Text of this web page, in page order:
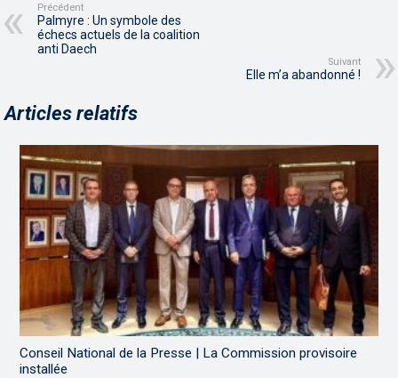
Précédent
Palmyre : Un symbole des
échecs actuels de la coalition
anti Daech
Suivant
Elle m’a abandonné !
Articles relatifs
Conseil National de la Presse | La Commission provisoire
installée